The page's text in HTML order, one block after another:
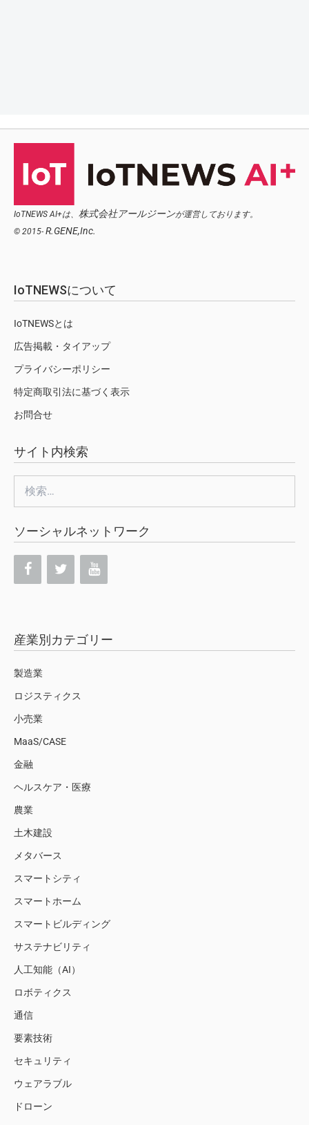
IoTNEWS AI+は、 株式会社アールジーンが運営しております。
© 2015- R.GENE,Inc.
IoTNEWSについて
IoTNEWSとは
広告掲載・タイアップ
プライバシーポリシー
特定商取引法に基づく表示
お問合せ
サイト内検索
索:
ソーシャルネットワーク
産業別カテゴリー
製造業
ロジスティクス
小売業
MaaS/CASE
金融
ヘルスケア・医療
農業
土木建設
メタバース
スマートシティ
スマートホーム
スマートビルディング
サステナビリティ
人工知能（AI）
ロボティクス
通信
要素技術
セキュリティ
ウェアラブル
ドローン